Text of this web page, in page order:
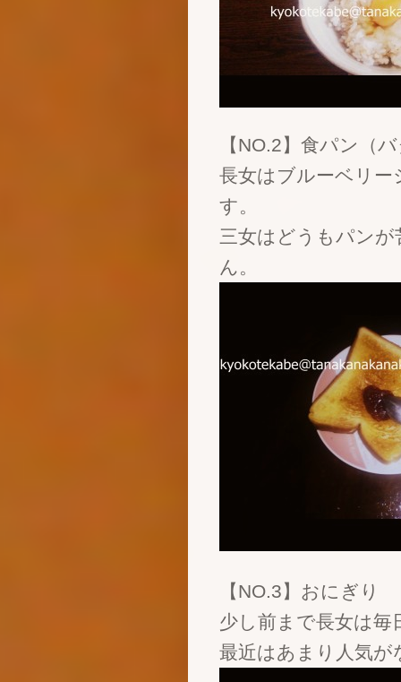
【NO.2】食パン（
長女はブルーベリ
す。
三女はどうもパン
ん。
【NO.3】おにぎり
少し前まで長女は毎
最近はあまり人気